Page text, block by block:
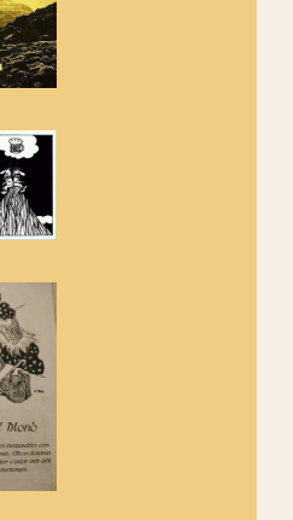
Aniol d'Aguja
estem implicats
del refugi i